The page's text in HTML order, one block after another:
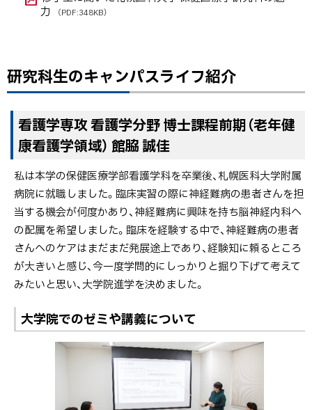
力
（PDF:348KB）
研究科生のキャンパスライフ紹介
看護学専攻 看護学分野 博士課程前期（老年健
康看護学領域） 館脇 誠佳
私は本学の保健医療学部看護学科を卒業後、札幌医科大学附属
病院に就職しました。臨床実習の際に神経難病の患者さんを担
当する機会が何度かあり、神経難病に興味を持ち脳神経内科へ
の配属を希望しました。臨床を経験する中で、神経難病の患者
さんへのケアはまだまだ発展途上であり、経験知に頼るところ
が大きいと感じ、今一度学問的にしっかりと掘り下げて考えて
みたいと思い、大学院進学を決めました。
大学院でのゼミや講義について